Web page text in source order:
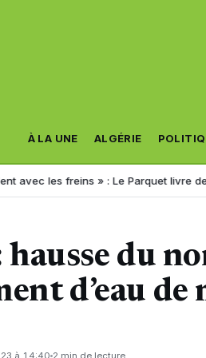
À LA UNE ALGÉRIE
» : Le Parquet livre de nouveaux
du
d’eau
à 14:40 2 min de lecture